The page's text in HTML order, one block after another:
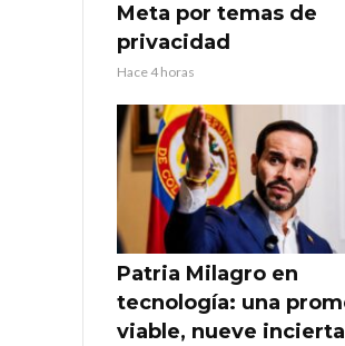
Meta por temas de
privacidad
Hace 4 horas
Patria Milagro en
tecnología: una
viable, nueve